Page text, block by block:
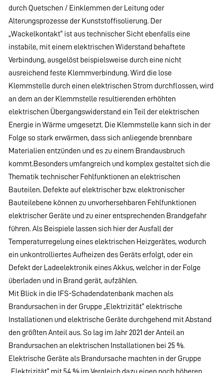
durch Quetschen / Einklemmen der Leitung oder
Alterungsprozesse der Kunststoffisolierung. Der
„Wackelkontakt“ ist aus technischer Sicht ebenfalls eine
instabile, mit einem elektrischen Widerstand behaftete
Verbindung, ausgelöst beispielsweise durch eine nicht
ausreichend feste Klemmverbindung. Wird die lose
Klemmstelle durch einen elektrischen Strom durchflossen, wird
an dem an der Klemmstelle resultierenden erhöhten
elektrischen Übergangswiderstand ein Teil der elektrischen
Energie in Wärme umgesetzt. Die Klemmstelle kann sich in der
Folge so stark erwärmen, dass sich anliegende brennbare
Materialien entzünden und es zu einem Brandausbruch
kommt.Besonders umfangreich und komplex gestaltet sich die
Thematik technischer Fehlfunktionen an elektrischen
Bauteilen. Defekte auf elektrischer bzw. elektronischer
Bauteilebene können zu unvorhersehbaren Fehlfunktionen
elektrischer Geräte und zu einer entsprechenden Brandgefahr
führen. Als Beispiele lassen sich hier der Ausfall der
Temperaturregelung eines elektrischen Heizgerätes, wodurch
ein unkontrolliertes Aufheizen des Geräts erfolgt, oder ein
Defekt der Ladeelektronik eines Akkus, welcher in der Folge
überladen und in Brand gerät, aufzählen.
Mit Blick in die IFS-Schadendatenbank machen als
Brandursachen in der Gruppe „Elektrizität“ elektrische
Installationen und elektrische Geräte durchgehend mit Abstand
den größten Anteil aus. So lag im Jahr 2021 der Anteil an
Brandursachen an elektrischen Installationen bei 25 %.
Elektrische Geräte als Brandursache machten in der Gruppe